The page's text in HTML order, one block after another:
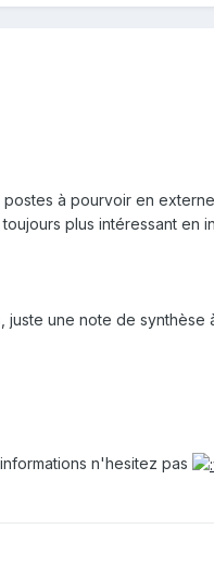
à pourvoir en
plus intéressant en
juste une note de synthèse
n'hesitez pas